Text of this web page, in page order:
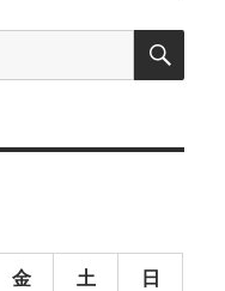
検
金 土 日